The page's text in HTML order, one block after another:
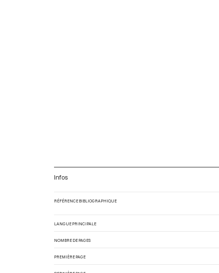
Infos
RÉFÉRENCE BIBLIOGRAPHIQUE
LANGUE PRINCIPALE
NOMBRE DE PAGES
PREMIÈRE PAGE